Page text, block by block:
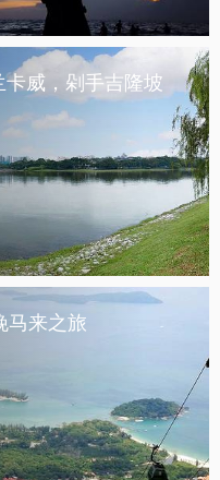
卡威，剁手吉隆坡
来之旅